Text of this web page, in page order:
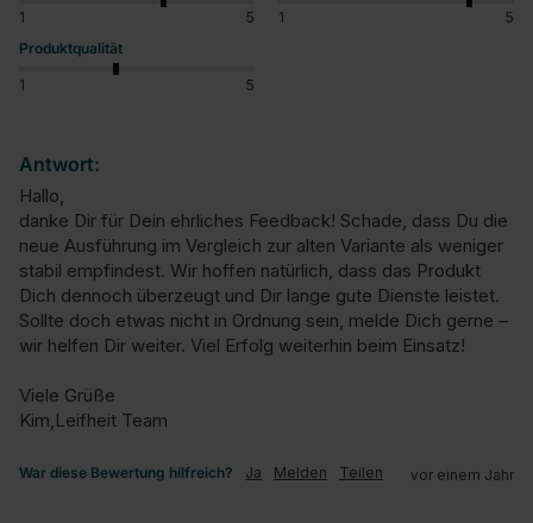
1 5 1
5
Produktqualität
1 5
Antwort:
Hallo,
danke Dir für Dein ehrliches Feedback! Schade, dass Du die
neue Ausführung im Vergleich zur alten Variante als weniger
stabil empfindest. Wir hoffen natürlich, dass das Produkt
Dich dennoch überzeugt und Dir lange gute Dienste leistet.
Sollte doch etwas nicht in Ordnung sein, melde Dich gerne –
wir helfen Dir weiter. Viel Erfolg weiterhin beim Einsatz!
Viele Grüße
Kim,Leifheit Team
War diese Bewertung hilfreich? Ja Melden Teilen vor einem Jahr